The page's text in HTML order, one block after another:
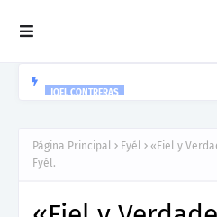
JOEL CONTRERAS
Página Principal Fyél
«Fiel y
Fyél.